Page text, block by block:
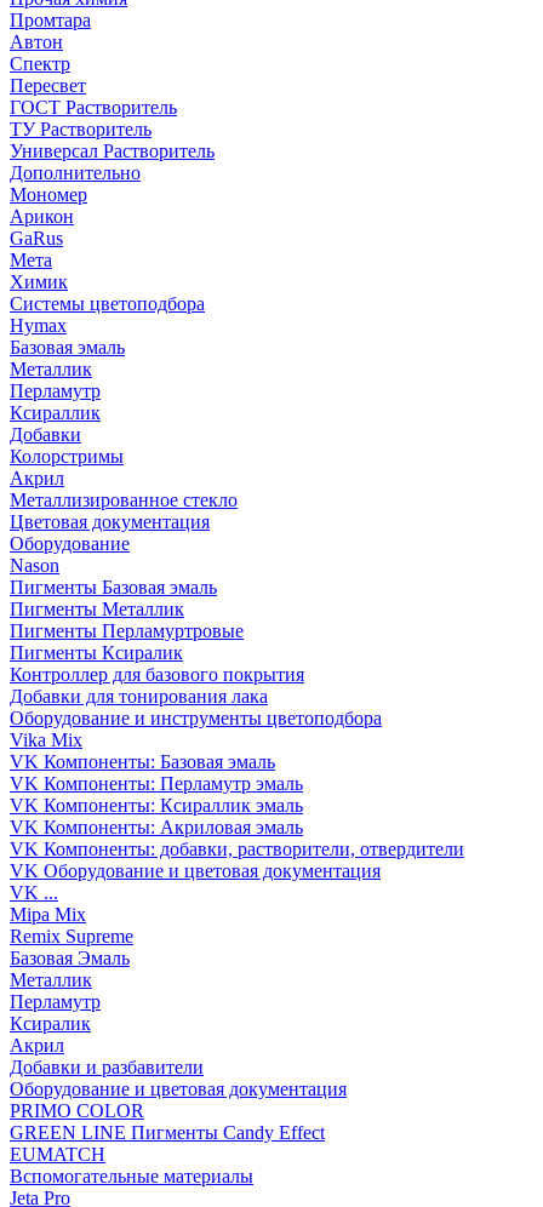
Промтара
Автон
Спектр
Пересвет
ГОСТ Растворитель
ТУ Растворитель
Универсал Растворитель
Дополнительно
Мономер
Арикон
GaRus
Мета
Химик
Системы цветоподбора
Hymax
Базовая эмаль
Металлик
Перламутр
Ксираллик
Добавки
Колорстримы
Акрил
Металлизированное стекло
Цветовая документация
Оборудование
Nason
Пигменты Базовая эмаль
Пигменты Металлик
Пигменты Перламуртровые
Пигменты Ксиралик
Контроллер для базового покрытия
Добавки для тонирования лака
Оборудование и инструменты цветоподбора
Vika Mix
VK Компоненты: Базовая эмаль
VK Компоненты: Перламутр эмаль
VK Компоненты: Ксираллик эмаль
VK Компоненты: Акриловая эмаль
VK Компоненты: добавки, растворители, отвердители
VK Оборудование и цветовая документация
VK ...
Mipa Mix
Remix Supreme
Базовая Эмаль
Металлик
Перламутр
Ксиралик
Акрил
Добавки и разбавители
Оборудование и цветовая документация
PRIMO COLOR
GREEN LINE Пигменты Candy Effect
EUMATCH
Вспомогательные материалы
Jeta Pro